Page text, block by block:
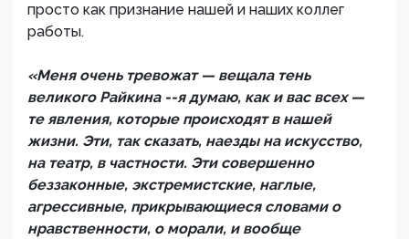
просто как признание нашей и наших коллег
работы.
«Меня очень тревожат — вещала тень
великого Райкина --я думаю, как и вас всех —
те явления, которые происходят в нашей
жизни. Эти, так сказать, наезды на искусство,
на театр, в частности. Эти совершенно
беззаконные, экстремистские, наглые,
агрессивные, прикрывающиеся словами о
нравственности, о морали, и вообще